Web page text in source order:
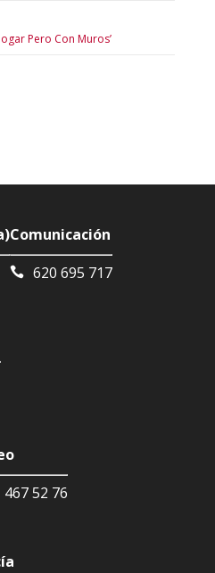
Pero Con Muros’
Comunicación
620 695 717
467 52 76